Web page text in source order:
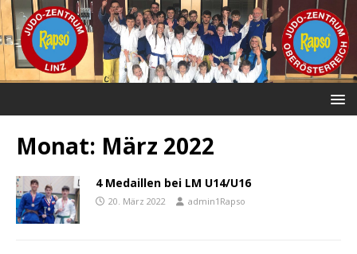
Monat: März 2022
4 Medaillen bei LM U14/U16
20. März 2022 admin1Rapso